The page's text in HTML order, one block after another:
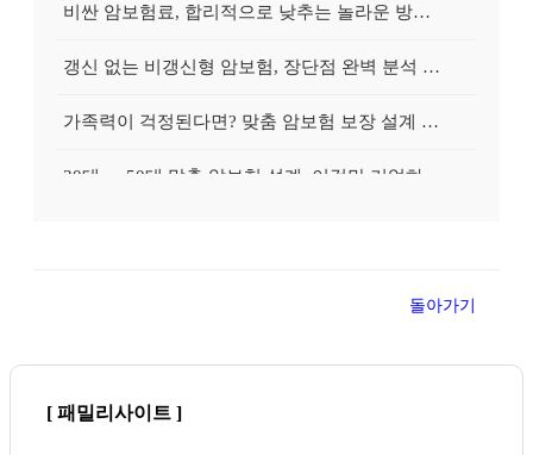
비싼 암보험료, 합리적으로 낮추는 놀라운 방법 없을까?
갱신 없는 비갱신형 암보험, 장단점 완벽 분석 & 스마트한 선택 팁
가족력이 걱정된다면? 맞춤 암보험 보장 설계 방법 완벽 가이드
돌아가기
[ 패밀리사이트 ]